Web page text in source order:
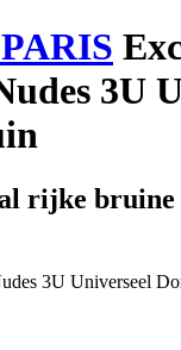
3U
rijke
3U Universeel